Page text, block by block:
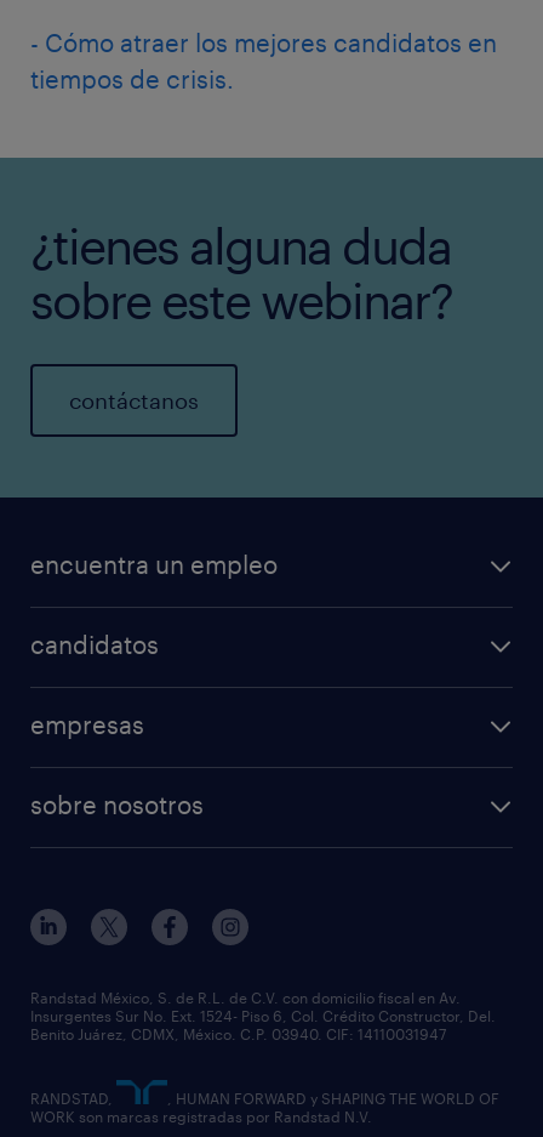
- Cómo atraer los mejores candidatos en
tiempos de crisis.
¿tienes alguna duda
sobre este webinar?
contáctanos
encuentra un empleo
candidatos
empresas
sobre nosotros
Randstad México, S. de R.L. de C.V. con domicilio fiscal en Av.
Insurgentes Sur No. Ext. 1524- Piso 6, Col. Crédito Constructor, Del.
Benito Juárez, CDMX, México. C.P. 03940. CIF: 14110031947
RANDSTAD,
, HUMAN FORWARD y SHAPING THE WORLD OF
WORK son marcas registradas por Randstad N.V.